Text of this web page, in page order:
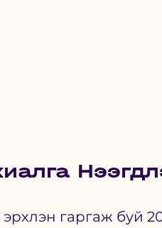
эрхлэн гаргаж буй